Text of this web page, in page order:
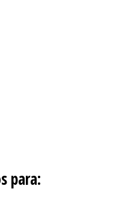
para: